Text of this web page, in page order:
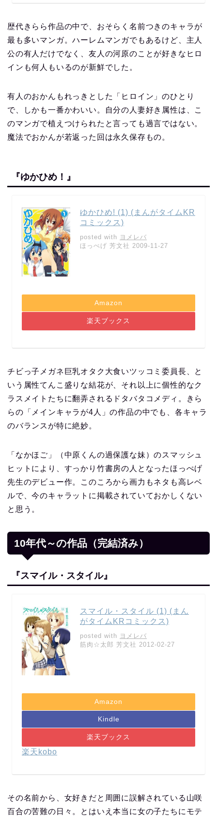
歴代きらら作品の中で、おそらく名前つきのキャラが
最も多いマンガ。ハーレムマンガでもあるけど、主人
公の有人だけでなく、友人の河原のことが好きなヒロ
インも何人もいるのが新鮮でした。
有人のおかんもれっきとした「ヒロイン」のひとり
で、しかも一番かわいい。自分の人妻好き属性は、こ
のマンガで植えつけられたと言っても過言ではない。
魔法でおかんが若返った回は永久保存もの。
『ゆかひめ！』
ゆかひめ! (1) (まんがタイムKR
コミックス)
posted with ヨメレバ
ほっぺげ 芳文社 2009-11-27
Amazon
楽天ブックス
チビっ子メガネ巨乳オタク大食いツッコミ委員長、と
いう属性てんこ盛りな結花が、それ以上に個性的なク
ラスメイトたちに翻弄されるドタバタコメディ。きら
らの「メインキャラが4人」の作品の中でも、各キャラ
のバランスが特に絶妙。
「なかほご」（中原くんの過保護な妹）のスマッシュ
ヒットにより、すっかり竹書房の人となったほっぺげ
先生のデビュー作。このころから画力もネタも高レベ
ルで、今のキャラットに掲載されていておかしくない
と思う。
10年代～の作品（完結済み）
『スマイル・スタイル』
スマイル・スタイル (1) (まん
がタイムKRコミックス)
posted with ヨメレバ
筋肉☆太郎 芳文社 2012-02-27
Amazon
Kindle
楽天ブックス
楽天kobo
その名前から、女好きだと周囲に誤解されている山咲
百合の苦難の日々。とはいえ本当に女の子たちにモテ